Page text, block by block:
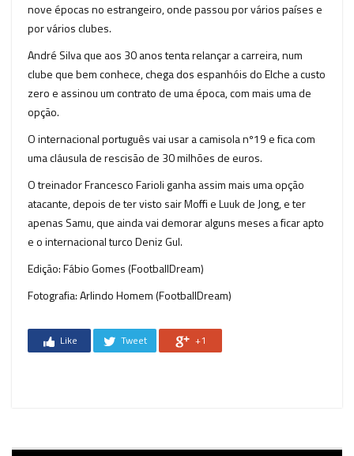
nove épocas no estrangeiro, onde passou por vários países e
por vários clubes.
André Silva que aos 30 anos tenta relançar a carreira, num
clube que bem conhece, chega dos espanhóis do Elche a custo
zero e assinou um contrato de uma época, com mais uma de
opção.
O internacional português vai usar a camisola nº19 e fica com
uma cláusula de rescisão de 30 milhões de euros.
O treinador Francesco Farioli ganha assim mais uma opção
atacante, depois de ter visto sair Moffi e Luuk de Jong, e ter
apenas Samu, que ainda vai demorar alguns meses a ficar apto
e o internacional turco Deniz Gul.
Edição: Fábio Gomes (FootballDream)
Fotografia: Arlindo Homem (FootballDream)
Like Tweet +1